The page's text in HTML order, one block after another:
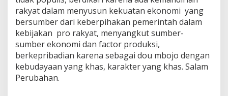
rakyat dalam menyusun kekuatan ekonomi yang
bersumber dari keberpihakan pemerintah dalam
kebijakan pro rakyat, menyangkut sumber-
sumber ekonomi dan factor produksi,
berkepribadian karena sebagai dou mbojo dengan
kebudayaan yang khas, karakter yang khas. Salam
Perubahan.